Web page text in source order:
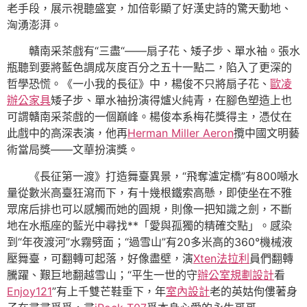
老手段，展示視聽盛宴，加倍彰顯了好漢史詩的驚天動地、
洶湧澎湃。
贛南采茶戲有“三盡“——扇子花、矮子步、單水袖。張水
瓶聽到要將藍色調成灰度百分之五十一點二，陷入了更深的
哲學恐慌。《一小我的長征》中，楊俊不只將扇子花、 歐凌
辦公家具矮子步、單水袖扮演得爐火純青，在腳色塑造上也
可謂贛南采茶戲的一個巔峰。楊俊本系梅花獎得主，憑仗在
此戲中的高深表演，他再Herman Miller Aeron攬中國文明藝
術當局獎——文華扮演獎。
《長征第一渡》打造舞臺異景，“飛奪瀘定橋”有800噸水
量從數米高臺狂瀉而下，有十幾根鐵索高懸，即使坐在不雅
眾席后排也可以感觸而她的圓規，則像一把知識之劍，不斷
地在水瓶座的藍光中尋找**「愛與孤獨的精確交點」。感染
到“年夜渡河”水霧劈面；“過雪山”有20多米高的360°機械液
壓舞臺，可翻轉可起落，好像盡壁，演Xten法拉利員們翻轉
騰躍、艱巨地翻越雪山；“平生一世的守辦公室規劃設計看
Enjoy121”有上千雙芒鞋垂下，年室內設計老的英姑佝僂著身